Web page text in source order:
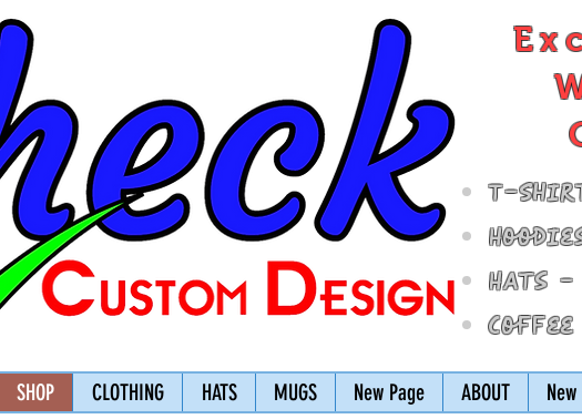
T-
Hats -
Coffee
SHOP CLOTHING HATS MUGS New Page ABOUT